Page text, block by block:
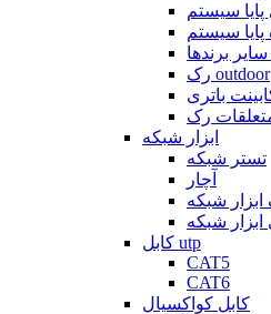
سیستم
سیستم
برندها
رک outdoor
باتری
رک
ابزار شبکه
تستر شبکه
آچار
شبکه
شبکه
کابل utp
CAT5
CAT6
کابل کواکسیال